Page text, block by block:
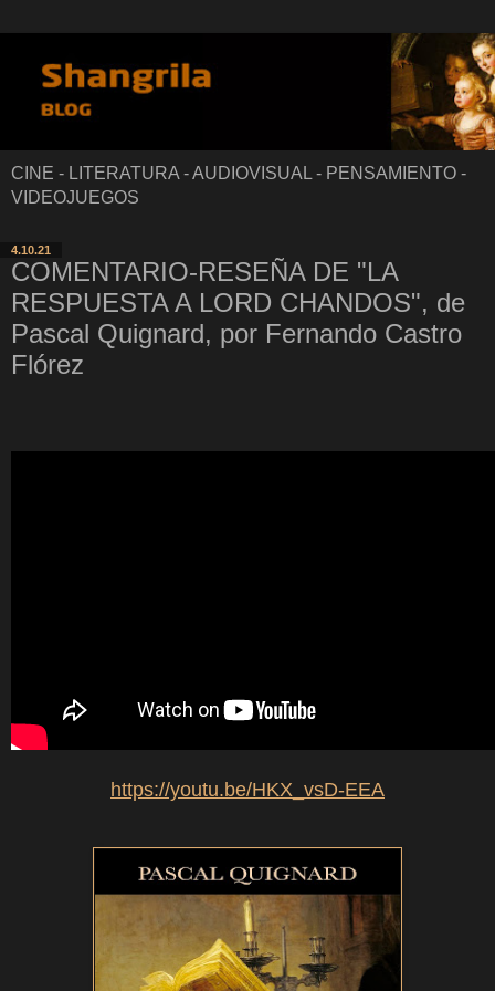
CINE - LITERATURA - AUDIOVISUAL - PENSAMIENTO -
VIDEOJUEGOS
4.10.21
COMENTARIO-RESEÑA DE "LA
RESPUESTA A LORD CHANDOS", de
Pascal Quignard, por Fernando Castro
Flórez
https://youtu.be/HKX_vsD-EEA